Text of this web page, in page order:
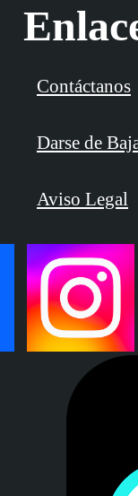
Contáctanos
Darse de
Aviso Legal